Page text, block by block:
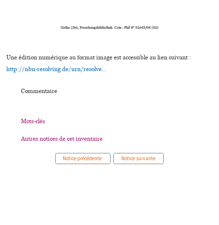
Gotha (De), Forschungsbibliothek. Cote : Phil 8° 01643/04 (02)
Une édition numérique au format image est accessible au lien suivant :
http://nbn-resolving.de/urn/resolve...
Commentaire
Mots-clés
Autres notices de cet inventaire
Notice précédente Notice suivante